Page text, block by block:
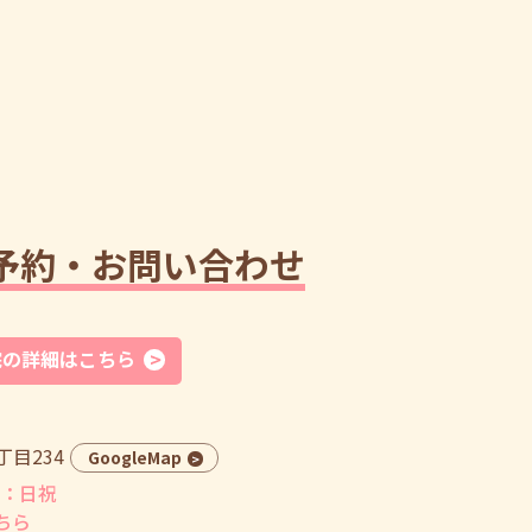
約・お問い合わせ
詳細はこちら
目234 GoogleMap
日祝
ら